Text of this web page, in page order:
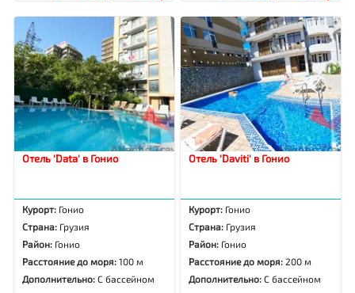
Отель 'Data' в Гонио
Курорт: Гонио
Страна: Грузия
Район: Гонио
Расстояние до моря:100 м
Дополнительно:С бассейном
Отель 'Daviti' в Гонио
Курорт: Гонио
Страна: Грузия
Район: Гонио
Расстояние до моря:200 м
Дополнительно:С бассейном